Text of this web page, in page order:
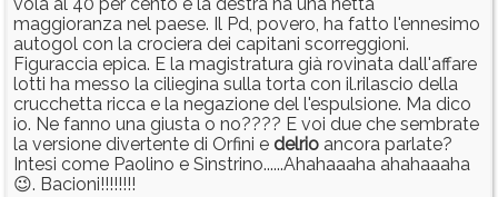
vola al 40 per cento e la destra ha una netta
maggioranza nel paese. Il Pd, povero, ha fatto l'ennesimo
autogol con la crociera dei capitani scorreggioni.
Figuraccia epica. E la magistratura già rovinata dall'affare
lotti ha messo la ciliegina sulla torta con il.rilascio della
crucchetta ricca e la negazione del l'espulsione. Ma dico
io. Ne fanno una giusta o no???? E voi due che sembrate
la versione divertente di Orfini e delrio ancora parlate?
Intesi come Paolino e Sinstrino......Ahahaaaha ahahaaaha
😉. Bacioni!!!!!!!!